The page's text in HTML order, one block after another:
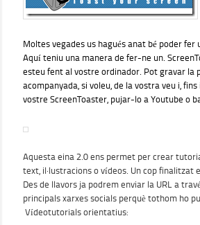
Moltes vegades us hagués anat bé poder
Aquí teniu una manera de fer-ne un.
esteu fent al vostre ordinador. Pot gravar la
acompanyada, si voleu, de la vostra veu i,
vostre ScreenToaster, pujar-lo a Youtube o
Aquesta eina 2.0 ens permet per crear
text, il·lustracions o vídeos. Un cop
Des de llavors ja podrem enviar la URL a
principals xarxes socials perquè tothom ho
Vídeotutorials orientatius: